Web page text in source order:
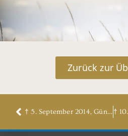
Zurück zur
† 5. September 2014, Günther Pagels